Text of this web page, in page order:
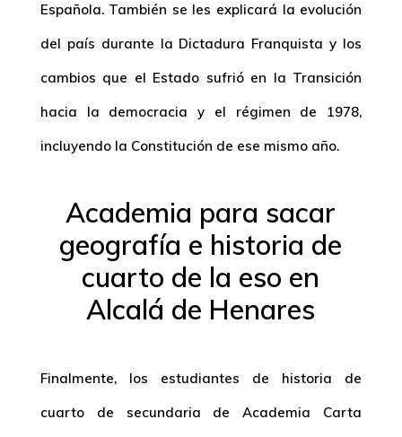
Española. También se les explicará la evolución
del país durante la Dictadura Franquista y los
cambios que el Estado sufrió en la Transición
hacia la democracia y el régimen de 1978,
incluyendo la Constitución de ese mismo año.
Academia para sacar
geografía e historia de
cuarto de la eso en
Alcalá de Henares
Finalmente, los estudiantes de historia de
cuarto de secundaria de Academia Carta